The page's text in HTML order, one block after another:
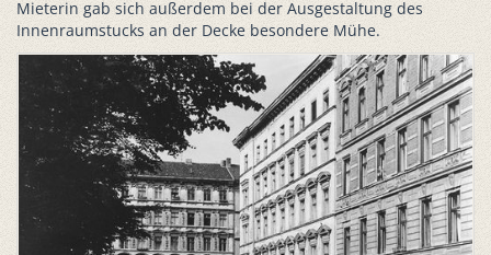
Mieterin gab sich außerdem bei der Ausgestaltung des
Innenraumstucks an der Decke besondere Mühe.